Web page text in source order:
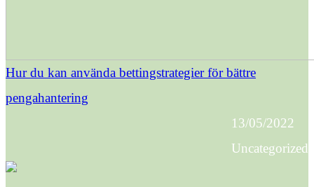
Hur du kan använda bettingstrategier för bättre
pengahantering
13/05/2022
Uncategorized